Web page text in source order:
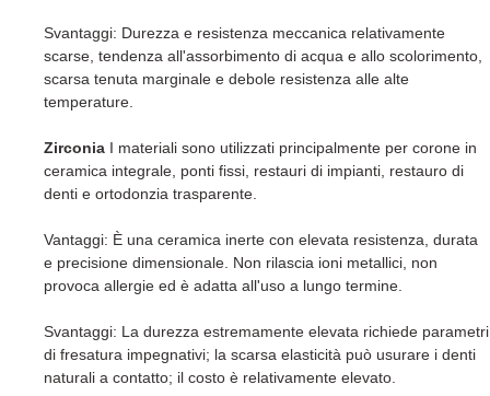
Svantaggi: Durezza e resistenza meccanica relativamente
scarse, tendenza all'assorbimento di acqua e allo scolorimento,
scarsa tenuta marginale e debole resistenza alle alte
temperature.
Zirconia I materiali sono utilizzati principalmente per corone in
ceramica integrale, ponti fissi, restauri di impianti, restauro di
denti e ortodonzia trasparente.
Vantaggi: È una ceramica inerte con elevata resistenza, durata
e precisione dimensionale. Non rilascia ioni metallici, non
provoca allergie ed è adatta all'uso a lungo termine.
Svantaggi: La durezza estremamente elevata richiede parametri
di fresatura impegnativi; la scarsa elasticità può usurare i denti
naturali a contatto; il costo è relativamente elevato.